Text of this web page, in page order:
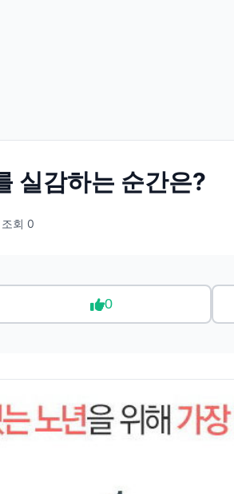
실감하는 순간은?
조회 0
0